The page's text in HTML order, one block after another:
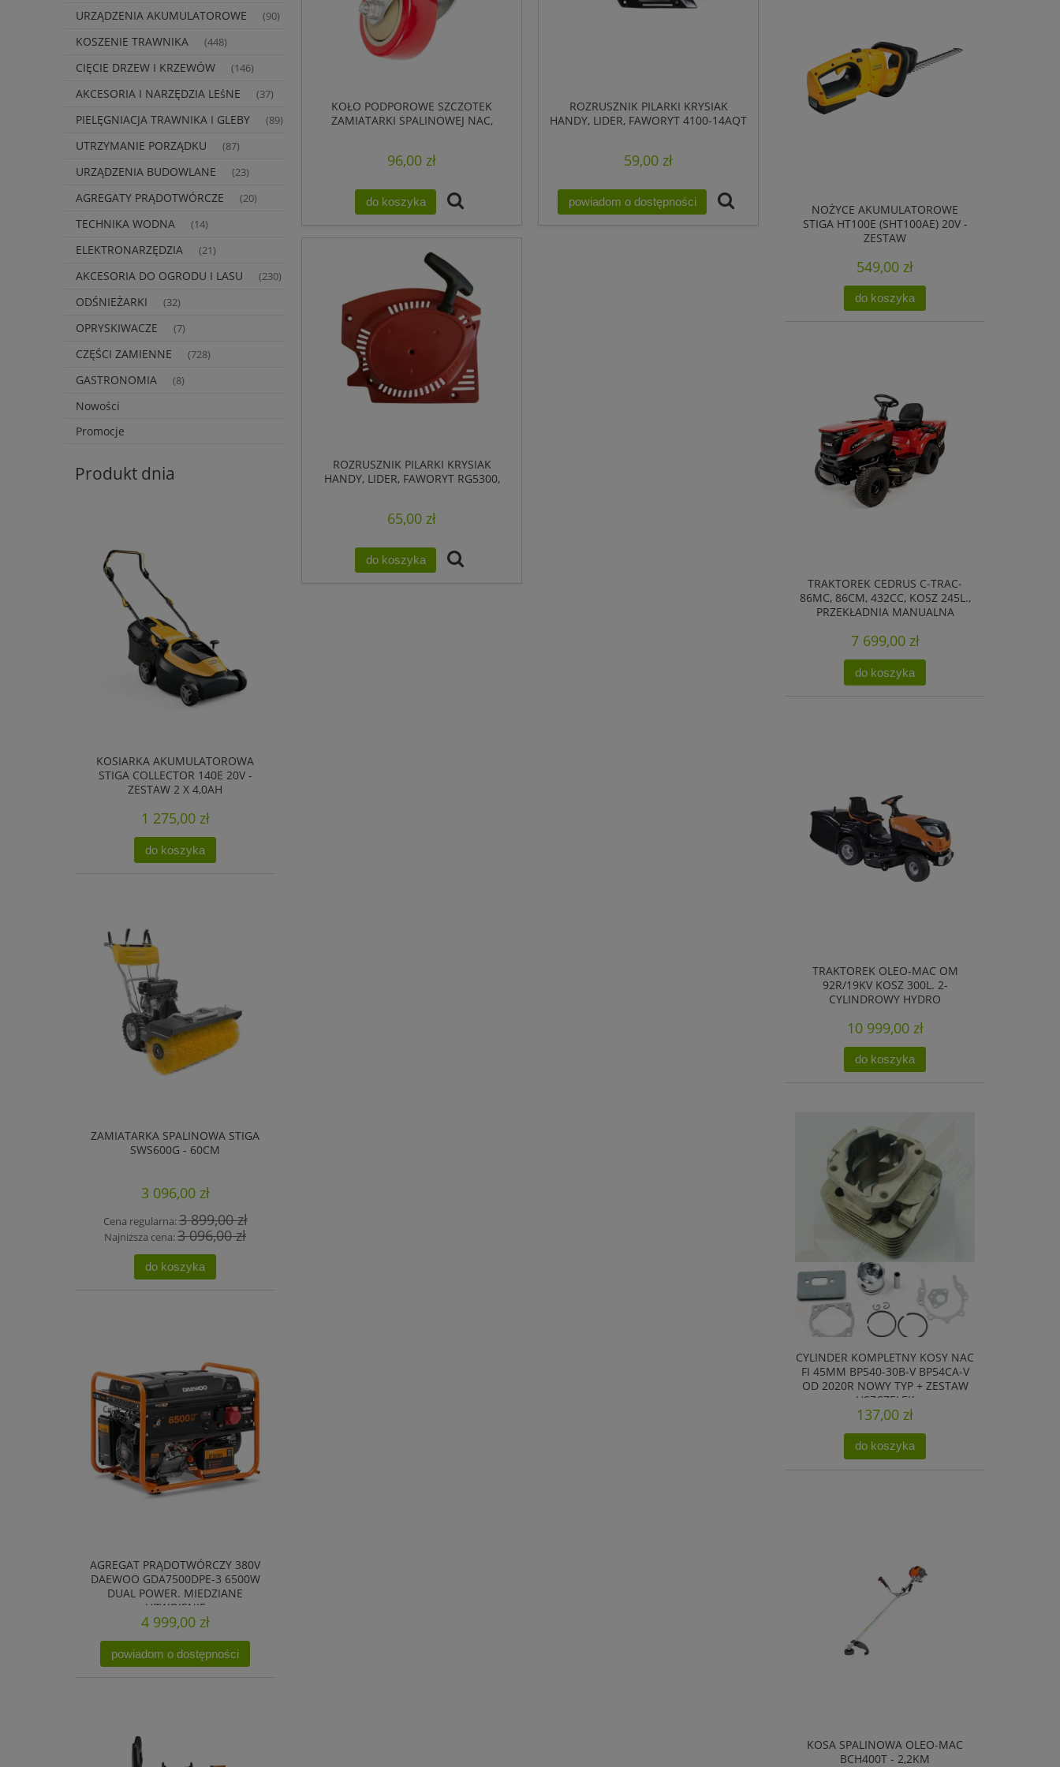
URZĄDZENIA AKUMULATOROWE (90)
KOSZENIE TRAWNIKA (448)
CIĘCIE DRZEW I KRZEWÓW (146)
AKCESORIA I NARZĘDZIA LEśNE (37)
PIELĘGNIACJA TRAWNIKA I GLEBY (89)
UTRZYMANIE PORZĄDKU (87)
URZĄDZENIA BUDOWLANE (23)
AGREGATY PRĄDOTWÓRCZE (20)
TECHNIKA WODNA (14)
ELEKTRONARZĘDZIA (21)
AKCESORIA DO OGRODU I LASU (230)
ODŚNIEŻARKI (32)
OPRYSKIWACZE (7)
CZĘŚCI ZAMIENNE (728)
GASTRONOMIA (8)
Nowości
Promocje
Produkt dnia
KOSIARKA AKUMULATOROWA
STIGA COLLECTOR 140E 20V -
ZESTAW 2 X 4,0AH
1 275,00 zł
do koszyka
ZAMIATARKA SPALINOWA STIGA
SWS600G - 60CM
3 096,00 zł
Cena regularna:3 899,00 zł
Najniższa cena:3 096,00 zł
do koszyka
AGREGAT PRĄDOTWÓRCZY 380V
DAEWOO GDA7500DPE-3 6500W
DUAL POWER. MIEDZIANE
UZWOJENIE
4 999,00 zł
powiadom o dostępności
KOŁO PODPOROWE SZCZOTEK
ZAMIATARKI SPALINOWEJ NAC,
96,00 zł
do koszyka
ROZRUSZNIK PILARKI KRYSIAK
HANDY, LIDER, FAWORYT 4100-14AQT
59,00 zł
powiadom o dostępności
ROZRUSZNIK PILARKI KRYSIAK
HANDY, LIDER, FAWORYT RG5300,
65,00 zł
do koszyka
NOŻYCE AKUMULATOROWE
STIGA HT100E (SHT100AE) 20V -
ZESTAW
549,00 zł
do koszyka
TRAKTOREK CEDRUS C-TRAC-
86MC, 86CM, 432CC, KOSZ 245L.,
PRZEKŁADNIA MANUALNA
7 699,00 zł
do koszyka
TRAKTOREK OLEO-MAC OM
92R/19KV KOSZ 300L. 2-
CYLINDROWY HYDRO
10 999,00 zł
do koszyka
CYLINDER KOMPLETNY KOSY NAC
FI 45MM BP540-30B-V BP54CA-V
OD 2020R NOWY TYP + ZESTAW
USZCZELEK
137,00 zł
do koszyka
KOSA SPALINOWA OLEO-MAC
BCH400T - 2,2KM